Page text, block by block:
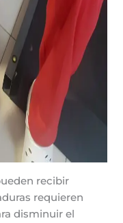
recibir
requieren
disminuir el